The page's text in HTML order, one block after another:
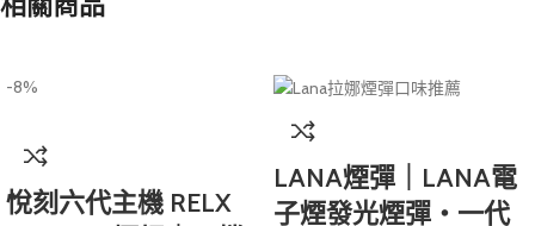
-8%
悅刻六代主機 RELX
LANA煙彈｜LANA電
子煙發光煙彈・一代